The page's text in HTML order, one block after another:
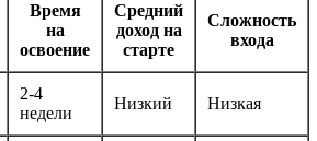
Время
на
освоение
Средний
доход на
старте
Сложность
входа
2-4
недели
Низкий Низкая